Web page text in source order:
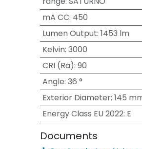
mA CC: 450
Lumen Output: 1453 lm
Kelvin: 3000
CRI (Ra): 90
Angle: 36 °
Exterior Diameter: 145
Energy Class EU 2022: E
Documents